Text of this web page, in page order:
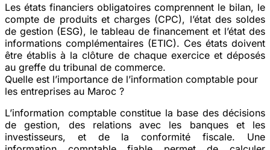
Les états financiers obligatoires comprennent le bilan, le
compte de produits et charges (CPC), l’état des soldes
de gestion (ESG), le tableau de financement et l’état des
informations complémentaires (ETIC). Ces états doivent
être établis à la clôture de chaque exercice et déposés
au greffe du tribunal de commerce.
Quelle est l’importance de l’information comptable pour
les entreprises au Maroc ?
L’information comptable constitue la base des décisions
de gestion, des relations avec les banques et les
investisseurs, et de la conformité fiscale. Une